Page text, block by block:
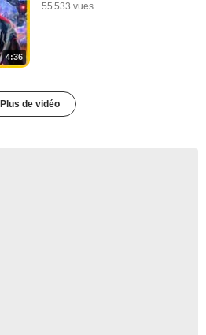
4:36
55 533 vues
Plus de vidéo